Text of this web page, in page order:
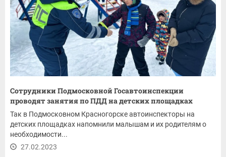
Сотрудники Подмосковной Госавтоинспекции
проводят занятия по ПДД на детских площадках
Так в Подмосковном Красногорске автоинспекторы на
детских площадках напомнили малышам и их родителям о
необходимости...
27.02.2023